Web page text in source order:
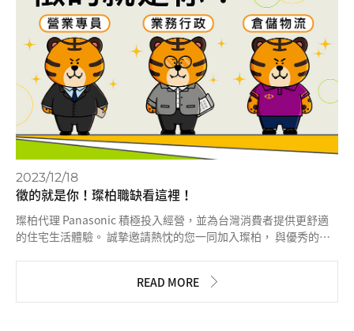
2023/12/18
徵的就是你！璨柏職缺看這裡！
璨柏代理 Panasonic 積極投入經營，並為台灣消費者提供更舒適
的住宅生活體驗。 誠摯邀請熱忱的您一同加入璨柏， 與優秀的同
READ MORE